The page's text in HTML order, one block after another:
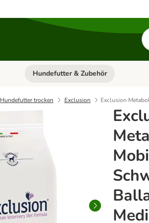
Kategorie-Menü öffnen: Katzenfutter &
Hundefutter & Zubehör
Hundefutter trocken Exclusion Exclusion